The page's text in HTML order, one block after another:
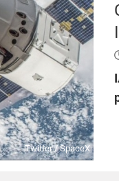
Twitter / SpaceX